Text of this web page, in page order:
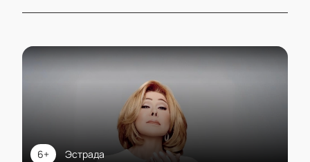
Эстрада
6+